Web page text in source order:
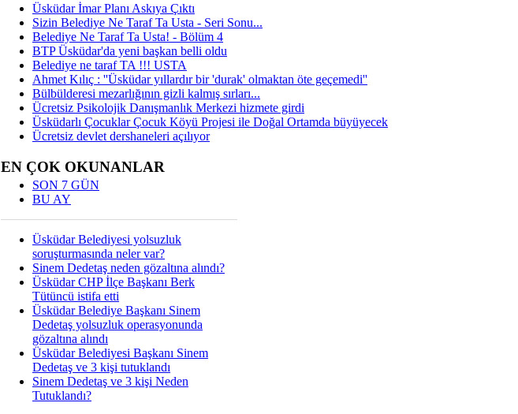
Üsküdar İmar Planı Askıya Çıktı
Sizin Belediye Ne Taraf Ta Usta - Seri Sonu...
Belediye Ne Taraf Ta Usta! - Bölüm 4
BTP Üsküdar'da yeni başkan belli oldu
Belediye ne taraf TA !!! USTA
Ahmet Kılıç : ''Üsküdar yıllardır bir 'durak' olmaktan öte geçemedi''
Bülbülderesi mezarlığının gizli kalmış sırları...
Ücretsiz Psikolojik Danışmanlık Merkezi hizmete girdi
Üsküdarlı Çocuklar Çocuk Köyü Projesi ile Doğal Ortamda büyüyecek
Ücretsiz devlet dershaneleri açılıyor
EN ÇOK OKUNANLAR
SON 7 GÜN
BU AY
Üsküdar Belediyesi yolsuzluk
soruşturmasında neler var?
Sinem Dedetaş neden gözaltına alındı?
Üsküdar CHP İlçe Başkanı Berk
Tütüncü istifa etti
Üsküdar Belediye Başkanı Sinem
Dedetaş yolsuzluk operasyonunda
gözaltına alındı
Üsküdar Belediyesi Başkanı Sinem
Dedetaş ve 3 kişi tutuklandı
Sinem Dedetaş ve 3 kişi Neden
Tutuklandı?